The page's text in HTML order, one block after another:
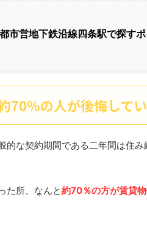
市営地下鉄沿線四条駅で探す
70％の人が後悔して
な契約期間である二年間は住み
た所、なんと約70％の方が賃貸